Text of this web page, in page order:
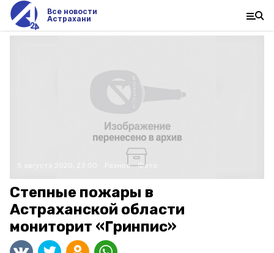
Все новости
Астрахани
Разное Фото:
Степные пожары в
Астраханской области
мониторит «Гринпис»